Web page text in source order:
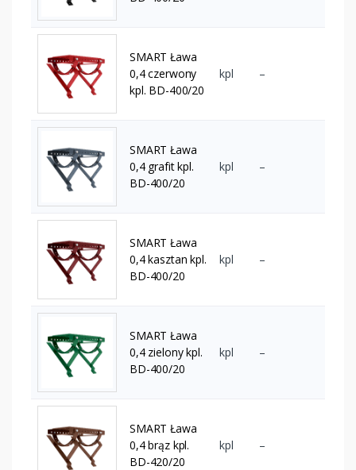
SMART Ława
0,4 czerwony
kpl. BD-400/20
kpl –
SMART Ława
0,4 grafit kpl.
BD-400/20
kpl –
SMART Ława
0,4 kasztan kpl.
BD-400/20
kpl –
SMART Ława
0,4 zielony kpl.
BD-400/20
kpl –
SMART Ława
0,4 brąz kpl.
BD-420/20
kpl –